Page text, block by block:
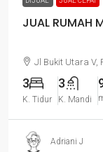
JUAL RUMAH
Jl Bukit Utara V,
3
K. Tidur
3
K. Mandi
Adriani J